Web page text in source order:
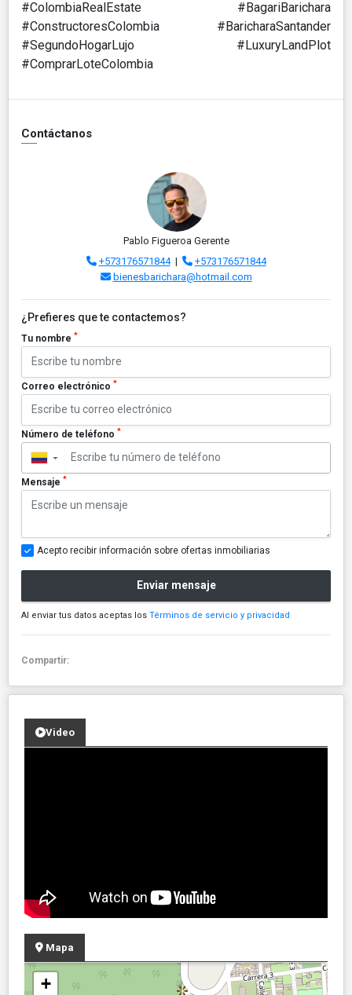
#ColombiaRealEstate #BagariBarichara
#ConstructoresColombia #BaricharaSantander
#SegundoHogarLujo #LuxuryLandPlot
#ComprarLoteColombia
Contáctanos
Pablo Figueroa Gerente
+573176571844|
+573176571844
bienesbarichara@hotmail.com
¿Prefieres que te contactemos?
Tu nombre *
Correo electrónico *
Número de teléfono *
▼
Mensaje *
Acepto recibir información sobre ofertas inmobiliarias
Enviar mensaje
Al enviar tus datos aceptas los Términos de servicio y privacidad
Compartir:
Video
Mapa
+